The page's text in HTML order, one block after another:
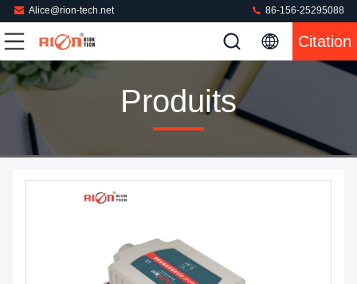
Alice@rion-tech.net 86-156-25295088
Citation
Produits